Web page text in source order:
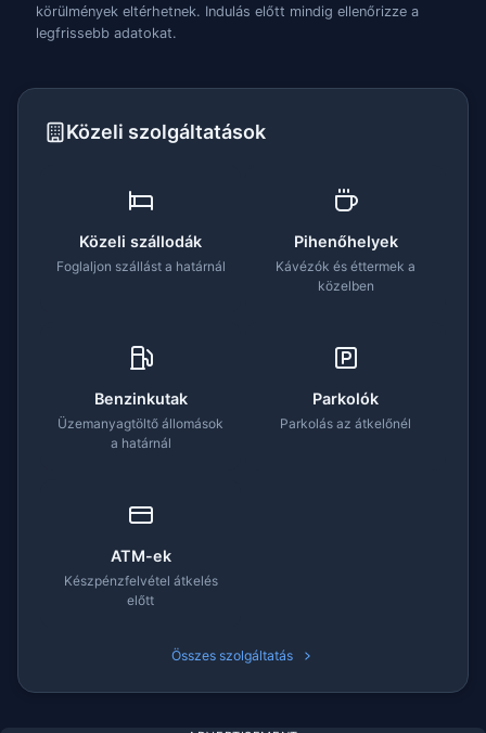
körülmények eltérhetnek. Indulás előtt mindig ellenőrizze a
legfrissebb adatokat.
Közeli szolgáltatások
Közeli szállodák
Foglaljon szállást a határnál
Pihenőhelyek
Kávézók és éttermek a
közelben
Benzinkutak
Üzemanyagtöltő állomások
a határnál
Parkolók
Parkolás az átkelőnél
ATM-ek
Készpénzfelvétel átkelés
előtt
Összes szolgáltatás